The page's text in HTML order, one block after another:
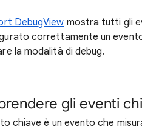
DebugView mostra tutti gli
correttamente un
la modalità di debug.
gli eventi
chiave è un evento che